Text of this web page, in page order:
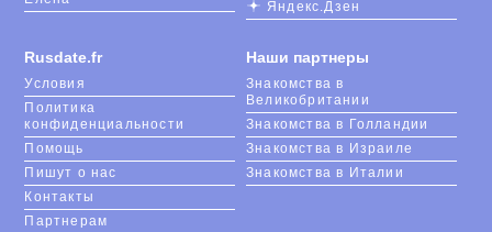
не выберете того, кто идеально вписывается в
контактами и встретиться в реальности.
Мобильное приложение RusDateпомогает найти
объект для знакомства в Анже с помощью
геолокации, показывающей пользователей,
находящихся неподалеку.
Каждый профиль после регистрации проходит
Rusdate.fr
Условия
Политика
конфиденциальности
Помощь
Пишут о нас
Контакты
Партнерам
Яндекс.Дзен
Наши партнеры
Знакомства в
Великобритании
Знакомства в Голландии
Знакомства в Израиле
Знакомства в Италии